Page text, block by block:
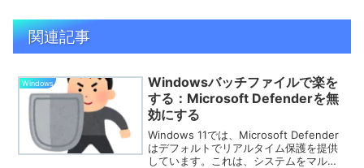
関連記事
Windows
Windowsバッチファイルで楽を
する：Microsoft Defenderを無
効にする
Windows 11では、Microsoft Defender
はデフォルトでリアルタイム保護を提供
しています。これは、システムをマルウ